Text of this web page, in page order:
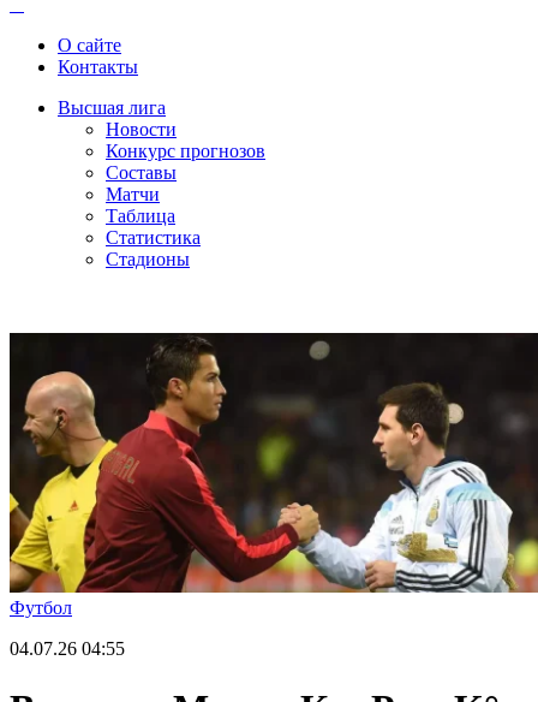
О сайте
Контакты
Высшая лига
Новости
Конкурс прогнозов
Составы
Матчи
Таблица
Статистика
Стадионы
Футбол
04.07.26 04:55